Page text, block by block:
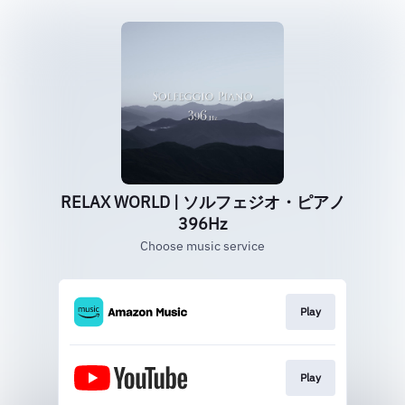
RELAX WORLD | ソルフェジオ・ピアノ
396Hz
Choose music service
Play
Play